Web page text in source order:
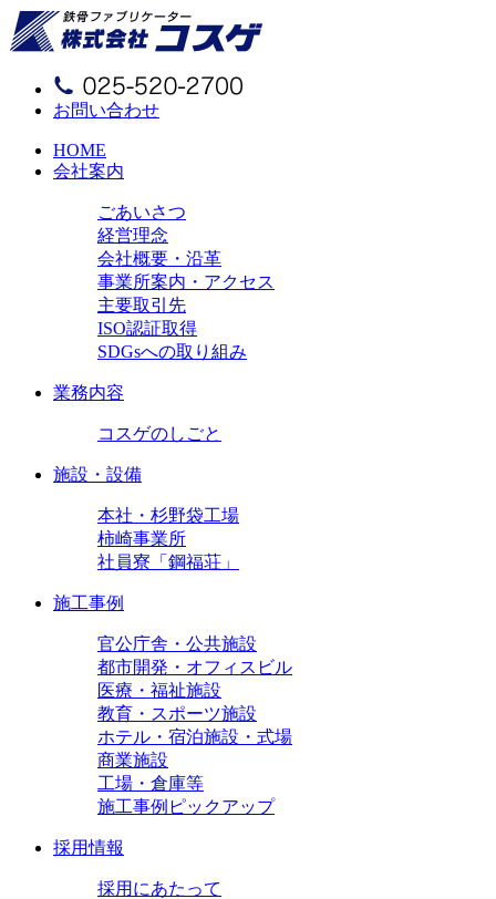
お問い合わせ
HOME
会社案内
ごあいさつ
経営理念
会社概要・沿革
事業所案内・アクセス
主要取引先
ISO認証取得
SDGsへの取り組み
業務内容
コスゲのしごと
施設・設備
本社・杉野袋工場
柿崎事業所
社員寮「鋼福荘」
施工事例
官公庁舎・公共施設
都市開発・オフィスビル
医療・福祉施設
教育・スポーツ施設
ホテル・宿泊施設・式場
商業施設
工場・倉庫等
施工事例ピックアップ
採用情報
採用にあたって